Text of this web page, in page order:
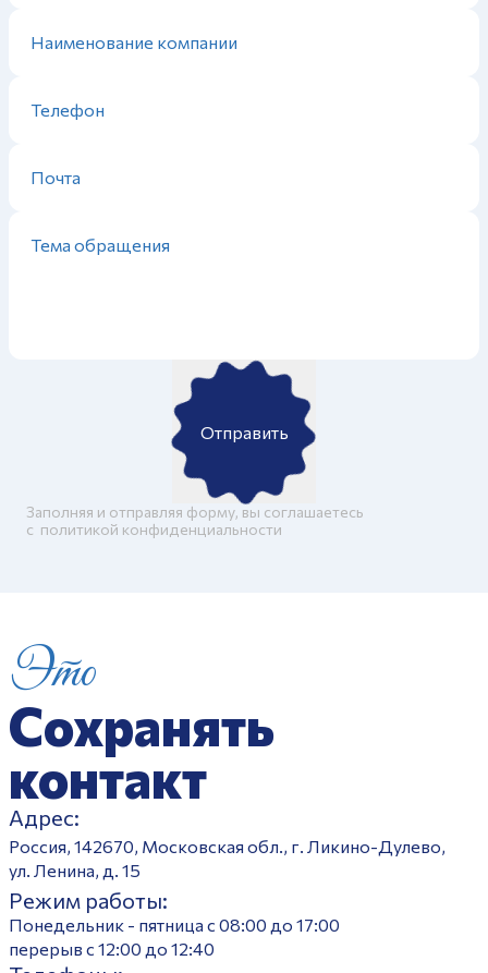
Отправить
Заполняя и отправляя форму, вы соглашаетесь
c политикой конфиденциальности
Это
Сохранять
контакт
Адрес:
Россия, 142670, Московская обл., г. Ликино-Дулево,
ул. Ленина, д. 15
Режим работы:
Понедельник - пятница с 08:00 до 17:00
перерыв с 12:00 до 12:40